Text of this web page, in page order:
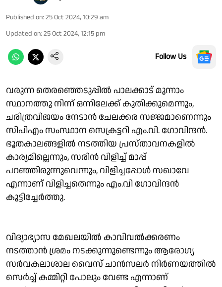
Published on: 25 Oct 2024, 10:29 am
Updated on: 25 Oct 2024, 12:15 pm
Follow Us
വരുന്ന തെരഞ്ഞെടുപ്പിൽ പാലക്കാട് മൂന്നാം
സ്ഥാനത്തു നിന്ന് ഒന്നിലേക്ക് കുതിക്കുമെന്നും,
ചരിത്രവിജയം നേടാൻ ചേലക്കര സജ്ജമാണെന്നും
സിപിഎം സംസ്ഥാന സെക്രട്ടറി എം.വി. ഗോവിന്ദൻ.
ഭൂതകാലങ്ങളിൽ നടത്തിയ പ്രസ്താവനകളിൽ
കാര്യമില്ലെന്നും, സരിൻ വിളിച്ച് മാപ്പ്
പറഞ്ഞിരുന്നുവെന്നും, വിളിച്ചപ്പോൾ സഖാവേ
എന്നാണ് വിളിച്ചതെന്നും എം.വി ഗോവിന്ദൻ
കൂട്ടിച്ചേർത്തു.
വിദ്യാഭ്യാസ മേഖലയിൽ കാവിവൽക്കരണം
നടത്താൻ ശ്രമം നടക്കുന്നുണ്ടെന്നും ആരോഗ്യ
സർവകലാശാല വൈസ് ചാൻസലർ നിർണയത്തിൽ
സെർച്ച് കമ്മിറ്റി പോലും വേണ്ട എന്നാണ്